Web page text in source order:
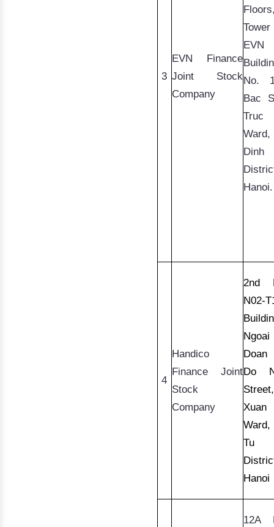
3
EVN Finance
Joint Stock
Company
EVN
Bac
Truc
Dinh
Hanoi.
4
Handico
Finance Joint
Stock
Company
2nd
N02-
Ngoai
Doan
Do
Xuan
Tu
Hanoi
12A